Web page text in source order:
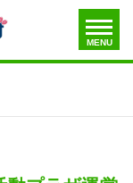
toggle
menu
MENU